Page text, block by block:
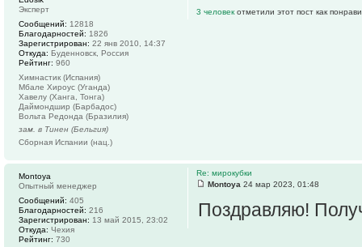
3 человек отметили этот пост как
Эксперт
Сообщений: 12818
Благодарностей: 1826
Зарегистрирован: 22 янв 2010, 14:37
Откуда: Буденновск, Россия
Рейтинг: 960
Химнастик (Испания)
Мбале Хироус (Уганда)
Хавелу (Ханга, Тонга)
Даймондшир (Барбадос)
Вольта Редонда (Бразилия)
зам. в Тинен (Бельгия)
Сборная Испании (нац.)
Re: мирокубки
Montoya 24 мар 2023, 01:48
Поздравляю!
Montoya
Опытный менеджер
Сообщений: 405
Благодарностей: 216
Зарегистрирован: 13 май 2015, 23:02
Откуда: Чехия
Рейтинг: 730